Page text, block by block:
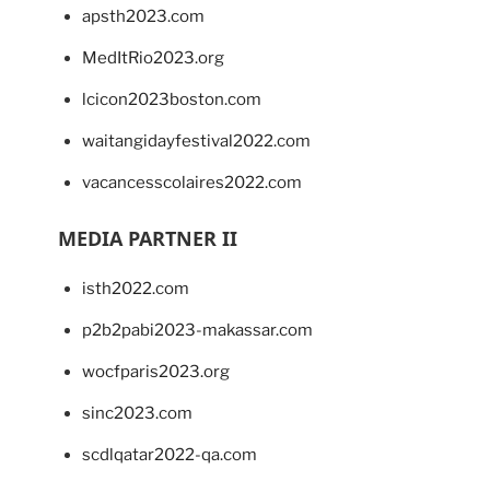
apsth2023.com
MedItRio2023.org
lcicon2023boston.com
waitangidayfestival2022.com
vacancesscolaires2022.com
MEDIA PARTNER II
isth2022.com
p2b2pabi2023-makassar.com
wocfparis2023.org
sinc2023.com
scdlqatar2022-qa.com